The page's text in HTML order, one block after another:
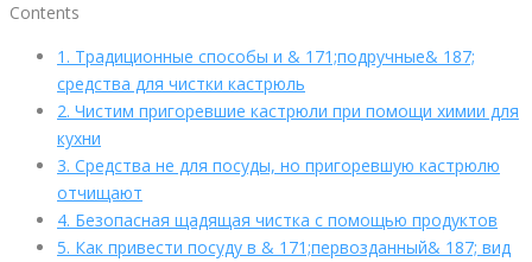
Contents
1. Традиционные способы и & 171;подручные& 187;
средства для чистки кастрюль
2. Чистим пригоревшие кастрюли при помощи химии для
кухни
3. Средства не для посуды, но пригоревшую кастрюлю
отчищают
4. Безопасная щадящая чистка с помощью продуктов
5. Как привести посуду в & 171;первозданный& 187; вид